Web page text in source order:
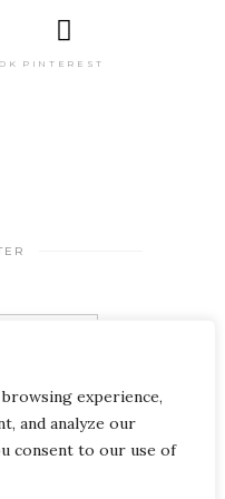
experience,
and analyze our
consent to our use of
PINTEREST